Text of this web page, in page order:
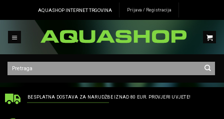
AQUASHOP INTERNET TRGOVINA Prijava / Registracija
BESPLATNA DOSTAVA ZA NARUDŽBE IZNAD 80 EUR. PROVJERI UVJETE!